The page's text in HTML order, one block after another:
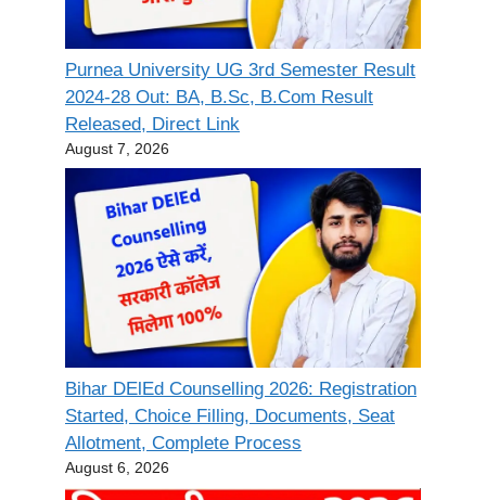
Purnea University UG 3rd Semester Result
2024-28 Out: BA, B.Sc, B.Com Result
Released, Direct Link
August 7, 2026
Bihar DElEd Counselling 2026: Registration
Started, Choice Filling, Documents, Seat
Allotment, Complete Process
August 6, 2026